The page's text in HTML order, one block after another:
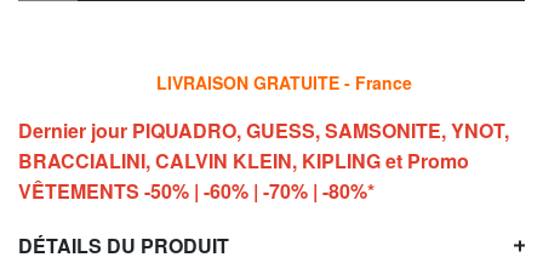
LIVRAISON GRATUITE - France
Dernier jour PIQUADRO, GUESS, SAMSONITE, YNOT,
BRACCIALINI, CALVIN KLEIN, KIPLING et Promo
VÊTEMENTS -50% | -60% | -70% | -80%*
DÉTAILS DU PRODUIT